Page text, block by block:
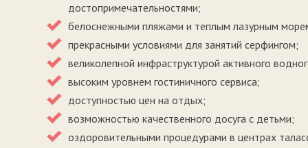
достопримечательностями;
белоснежными пляжами и теплым лазурным
прекрасными условиями для занятий серфингом;
великолепной инфраструктурой активного
высоким уровнем гостиничного сервиса;
доступностью цен на отдых;
возможностью качественного досуга с детьми;
оздоровительными процедурами в центрах